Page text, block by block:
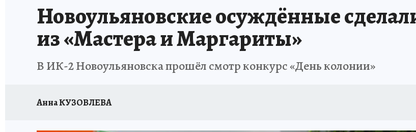
Новоульяновские осуждённые
из «Мастера и Маргариты»
В ИК-2 Новоульяновска прошёл смотр конкурс «День колонии»
Анна КУЗОВЛЕВА